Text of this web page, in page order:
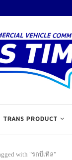
TRANS PRODUCT
with "รถบีเทิล"